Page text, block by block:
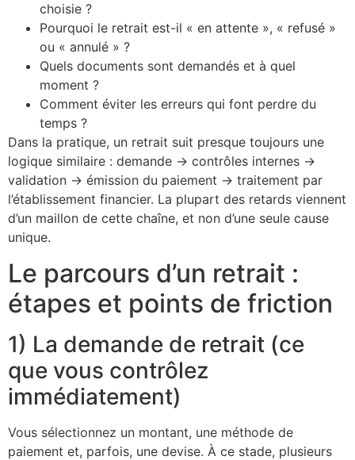
choisie ?
Pourquoi le retrait est-il « en attente », « refusé »
ou « annulé » ?
Quels documents sont demandés et à quel
moment ?
Comment éviter les erreurs qui font perdre du
temps ?
Dans la pratique, un retrait suit presque toujours une
logique similaire : demande → contrôles internes →
validation → émission du paiement → traitement par
l’établissement financier. La plupart des retards viennent
d’un maillon de cette chaîne, et non d’une seule cause
unique.
Le parcours d’un retrait :
étapes et points de friction
1) La demande de retrait (ce
que vous contrôlez
immédiatement)
Vous sélectionnez un montant, une méthode de
paiement et, parfois, une devise. À ce stade, plusieurs